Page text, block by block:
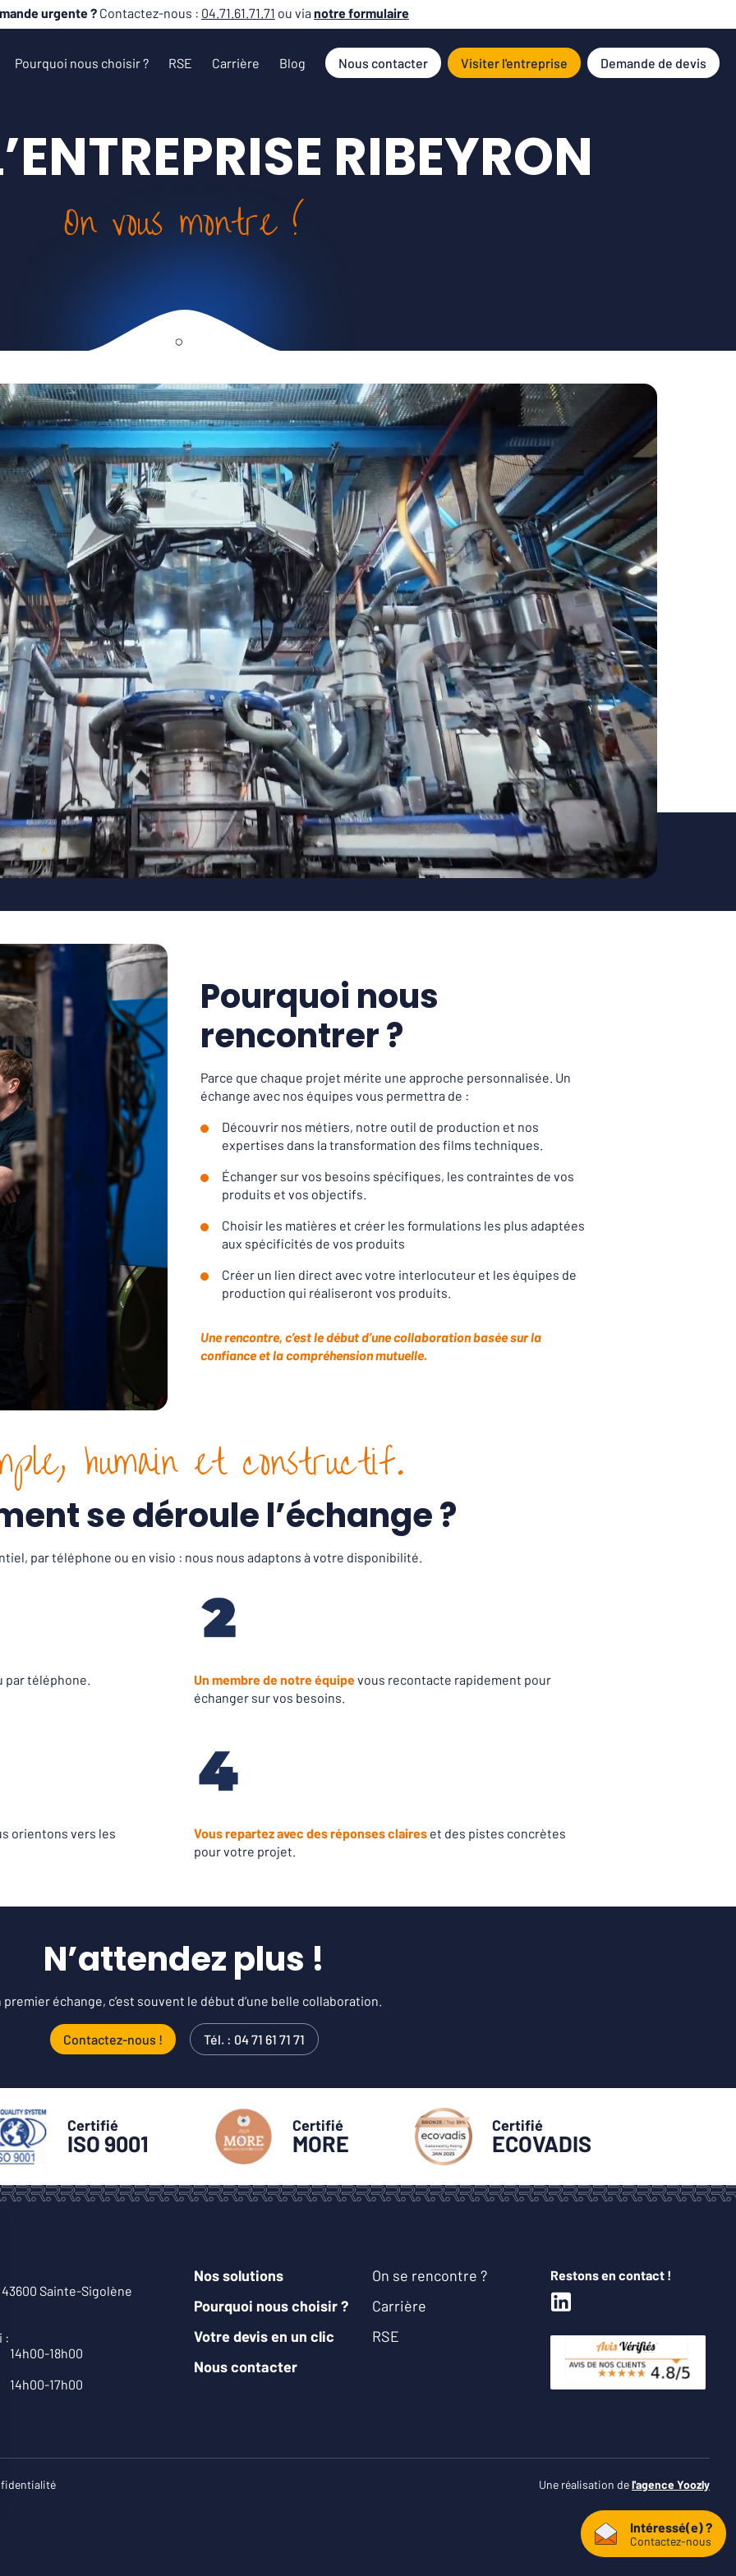
urgente ? Contactez-nous : 04.71.61.71.71 ou via notre formulaire
Pourquoi nous choisir ? RSE Carrière Blog Nous contacter Demande de devis
Visiter l'entreprise
RIBEYRON
On vous montre !
Pourquoi nous
rencontrer ?
Parce que chaque projet mérite une approche personnalisée. Un
échange avec nos équipes vous permettra de :
Découvrir nos métiers, notre outil de production et nos
expertises dans la transformation des films techniques.
Échanger sur vos besoins spécifiques, les contraintes de vos
produits et vos objectifs.
Choisir les matières et créer les formulations les plus adaptées
aux spécificités de vos produits
Créer un lien direct avec votre interlocuteur et les équipes de
production qui réaliseront vos produits.
Une rencontre, c’est le début d’une collaboration basée sur la
confiance et la compréhension mutuelle.
humain et constructif.
se déroule l’échange ?
par téléphone ou en visio : nous nous adaptons à votre disponibilité.
téléphone. Un membre de notre équipevous recontacte rapidement pour
échanger sur vos besoins.
orientons vers les Vous repartez avec des réponses claires et des pistes concrètes
pour votre projet.
N’attendez plus !
premier échange, c’est souvent le début d’une belle collaboration.
Contactez-nous ! Tél. : 04 71 61 71 71
Certifié
ISO 9001
Certifié
MORE
Certifié
ECOVADIS
Sainte-Sigolène
:
14h00-18h00
14h00-17h00
Nos solutions
Pourquoi nous choisir ?
Votre devis en un clic
Nous contacter
On se rencontre ?
Carrière
RSE
Restons en contact !
Une réalisation del'agence Yoozly
Intéressé(e) ?
Contactez-nous